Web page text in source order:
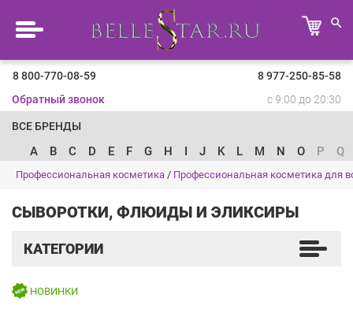
8 800-770-08-59
8 977-250-85-58
Обратный звонок
с 9:00 до 20:30
ВСЕ БРЕНДЫ
A B C D E F G H I J K L M N O P Q
Профессиональная косметика / Профессиональная косметика для
СЫВОРОТКИ, ФЛЮИДЫ И ЭЛИКСИРЫ
КАТЕГОРИИ
НОВИНКИ